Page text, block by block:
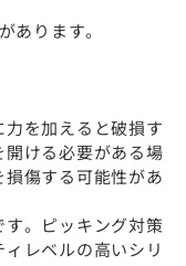
あります。
を加えると破損す
ける必要がある場
傷する可能性があ
。ピッキング対策
レベルの高いシリ